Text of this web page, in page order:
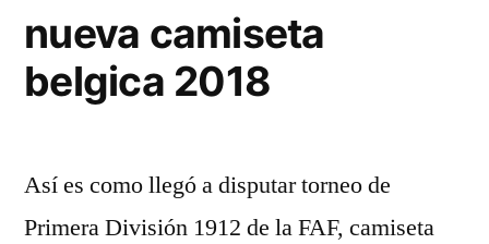
nueva camiseta
belgica 2018
Así es como llegó a disputar torneo de
Primera División 1912 de la FAF, camiseta